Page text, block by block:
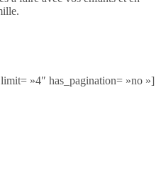
»4″ has_pagination= »no »]